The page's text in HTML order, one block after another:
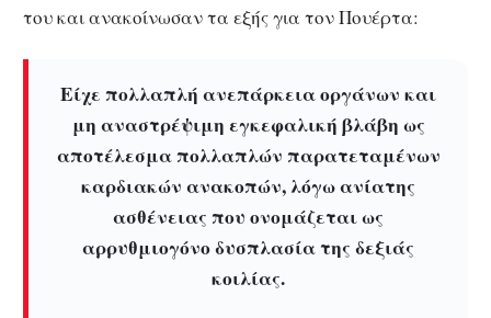
του και ανακοίνωσαν τα εξής για τον Πουέρτα:
Είχε πολλαπλή ανεπάρκεια οργάνων και
μη αναστρέψιμη εγκεφαλική βλάβη ως
αποτέλεσμα πολλαπλών παρατεταμένων
καρδιακών ανακοπών, λόγω ανίατης
ασθένειας που ονομάζεται ως
αρρυθμιογόνο δυσπλασία της δεξιάς
κοιλίας.